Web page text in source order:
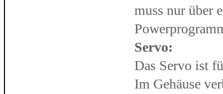
muss nur über
Servo:
Das Servo ist
Im Gehäuse